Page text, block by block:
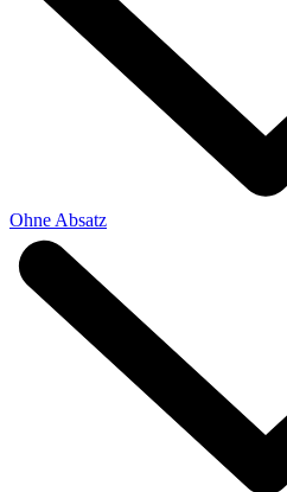
Ohne Absatz